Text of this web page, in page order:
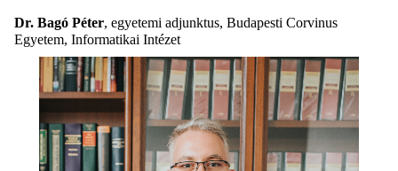
Dr. Bagó Péter, egyetemi adjunktus, Budapesti Corvinus
Egyetem, Informatikai Intézet